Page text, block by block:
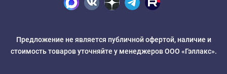
Предложение не является публичной офертой, наличие и
стоимость товаров уточняйте у менеджеров ООО «Гэллакс».